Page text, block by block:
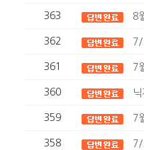
363 8
362 7/
361 7
360
359 7
358 7/